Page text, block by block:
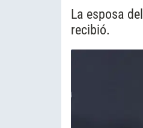
La esposa
recibió.